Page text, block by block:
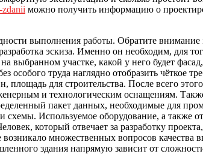
можно получить информацию о
выполнения работы. Обратите
эскиза. Именно он необходим, для
выбранном участке, какой у него будет
труда наглядно отобразить чёткое
для строительства. После всего
и технологическим оснащениям.
пакет данных, необходимые для
Используемое оборудование, а также
который отвечает за разработку
множественных вопросов качества
здания напрямую зависит от